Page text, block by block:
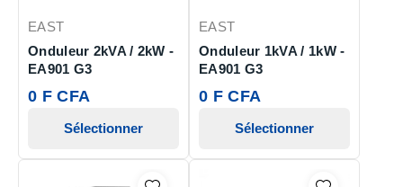
EAST
Onduleur 2kVA / 2kW -
EA901 G3
0 F CFA
Sélectionner
EAST
Onduleur 1kVA / 1kW -
EA901 G3
0 F CFA
Sélectionner